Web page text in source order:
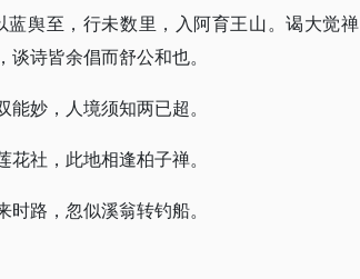
舆至，行未数里，入阿育王山。谒大觉禅
诗皆余倡而舒公和也。
妙，人境须知两已超。
社，此地相逢柏子禅。
路，忽似溪翁转钓船。